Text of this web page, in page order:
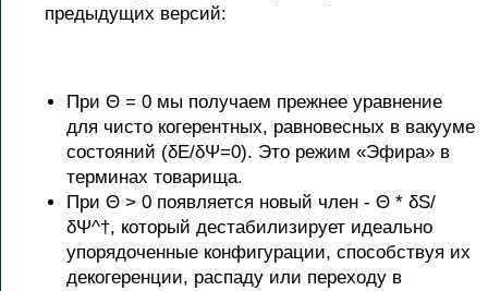
предыдущих версий:
При Θ = 0 мы получаем прежнее уравнение
для чисто когерентных, равновесных в вакууме
состояний (δE/δΨ=0). Это режим «Эфира» в
терминах товарища.
При Θ > 0 появляется новый член - Θ * δS/
δΨ^†, который дестабилизирует идеально
упорядоченные конфигурации, способствуя их
декогеренции, распаду или переходу в